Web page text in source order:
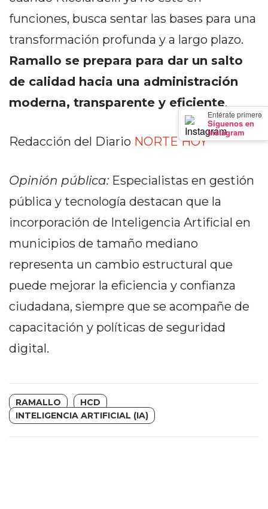
×
Entérate primero
Síguenos en
Instagram
WHEY
PROTEIN
EN
DÓNDE
COMPRAR
MEJOR
PERGAMINO
CREAR
ONLINE
GRATIS
SUPLEMENTOS
DEPORTIVOS
PERGAMINO:
DÓNDE
COMPRAR
PROTEÍNA,
PRE
ENTRENO
CON
funciones, busca sentar las bases para una
transformación profunda y a largo plazo.
Ramallo se prepara para dar un salto
de calidad hacia una administración
moderna, transparente y eficiente.
Redacción del Diario NORTE HOY
Opinión pública: Especialistas en gestión
pública y tecnología destacan que la
incorporación de Inteligencia Artificial en
municipios de tamaño mediano
representa un cambio estructural que
puede mejorar la eficiencia y confianza
ciudadana, siempre que se acompañe de
capacitación y políticas de seguridad
digital.
RAMALLO
HCD
INTELIGENCIA ARTIFICIAL (IA)